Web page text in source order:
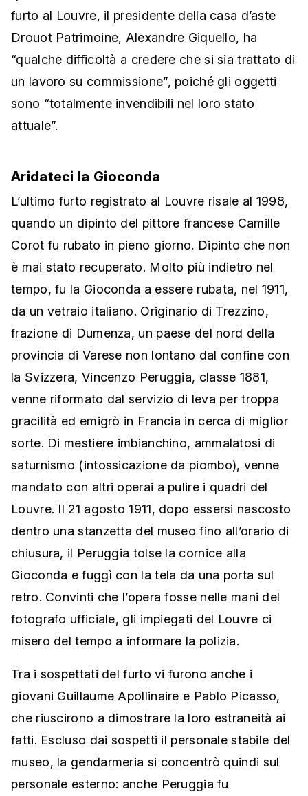
furto al Louvre, il presidente della casa d’aste
Drouot Patrimoine, Alexandre Giquello, ha
“qualche difficoltà a credere che si sia trattato di
un lavoro su commissione”, poiché gli oggetti
sono “totalmente invendibili nel loro stato
attuale”.
Aridateci la Gioconda
L’ultimo furto registrato al Louvre risale al 1998,
quando un dipinto del pittore francese Camille
Corot fu rubato in pieno giorno. Dipinto che non
è mai stato recuperato. Molto più indietro nel
tempo, fu la Gioconda a essere rubata, nel 1911,
da un vetraio italiano. Originario di Trezzino,
frazione di Dumenza, un paese del nord della
provincia di Varese non lontano dal confine con
la Svizzera, Vincenzo Peruggia, classe 1881,
venne riformato dal servizio di leva per troppa
gracilità ed emigrò in Francia in cerca di miglior
sorte. Di mestiere imbianchino, ammalatosi di
saturnismo (intossicazione da piombo), venne
mandato con altri operai a pulire i quadri del
Louvre. Il 21 agosto 1911, dopo essersi nascosto
dentro una stanzetta del museo fino all’orario di
chiusura, il Peruggia tolse la cornice alla
Gioconda e fuggì con la tela da una porta sul
retro. Convinti che l’opera fosse nelle mani del
fotografo ufficiale, gli impiegati del Louvre ci
misero del tempo a informare la polizia.
Tra i sospettati del furto vi furono anche i
giovani Guillaume Apollinaire e Pablo Picasso,
che riuscirono a dimostrare la loro estraneità ai
fatti. Escluso dai sospetti il personale stabile del
museo, la gendarmeria si concentrò quindi sul
personale esterno: anche Peruggia fu